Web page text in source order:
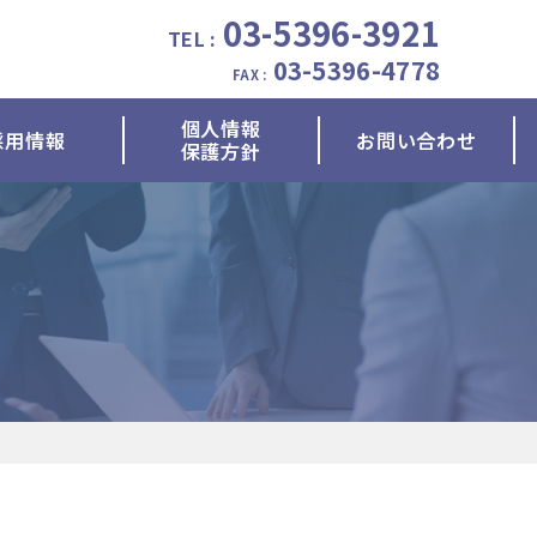
TEL : 03-5396-3921
FAX : 03-5396-4778
情報 個人情報
保護方針 お問い合わせ